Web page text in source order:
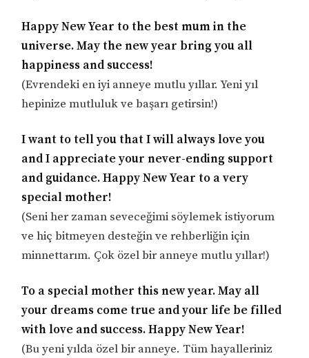
Happy New Year to the best mum in the
universe. May the new year bring you all
happiness and success!
(Evrendeki en iyi anneye mutlu yıllar. Yeni yıl
hepinize mutluluk ve başarı getirsin!)
I want to tell you that I will always love you
and I appreciate your never-ending support
and guidance. Happy New Year to a very
special mother!
(Seni her zaman seveceğimi söylemek istiyorum
ve hiç bitmeyen desteğin ve rehberliğin için
minnettarım. Çok özel bir anneye mutlu yıllar!)
To a special mother this new year. May all
your dreams come true and your life be filled
with love and success. Happy New Year!
(Bu yeni yılda özel bir anneye. Tüm hayalleriniz